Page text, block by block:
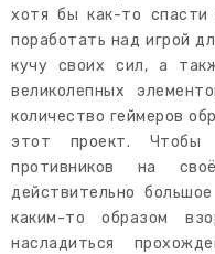
хотя бы как-то
поработать над игрой
кучу своих сил, а
великолепных
количество геймеров
этот проект. Чтобы
противников на
действительно
каким-то образом
насладиться